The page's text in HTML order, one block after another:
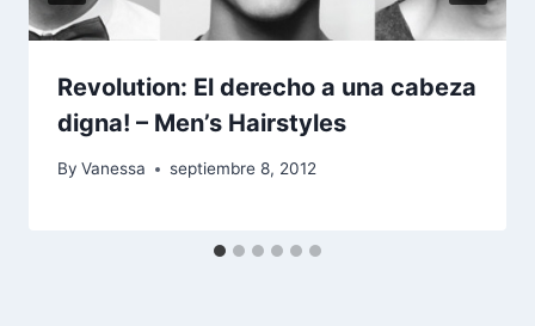
Revolution: El derecho a una cabeza
digna! – Men’s Hairstyles
By Vanessa septiembre 8, 2012